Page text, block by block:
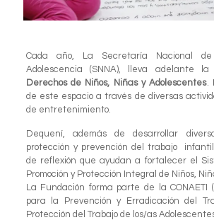
Cada año, La Secretaría Nacional
Adolescencia (SNNA), lleva adelante la
Derechos de Niños, Niñas y Adolescentes.
de este espacio a través de diversas
de entretenimiento.
Dequení, además de desarrollar
protección y prevención del trabajo
de reflexión que ayudan a fortalecer el
Promoción y Protección Integral de Niños,
La Fundación forma parte de la CONAETI
para la Prevención y Erradicación del
Protección del Trabajo de los/as